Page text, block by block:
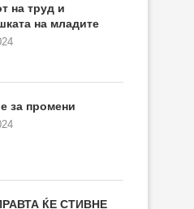
на труд и
на младите
за промени
ЌЕ СТИВНЕ